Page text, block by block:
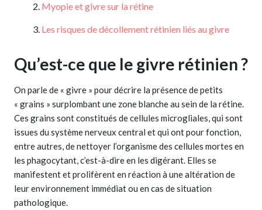
Myopie et givre sur la rétine
Les risques de décollement rétinien liés au givre
Qu’est-ce que le givre rétinien ?
On parle de « givre » pour décrire la présence de petits
« grains » surplombant une zone blanche au sein de la rétine.
Ces grains sont constitués de cellules microgliales, qui sont
issues du système nerveux central et qui ont pour fonction,
entre autres, de nettoyer l’organisme des cellules mortes en
les phagocytant, c’est-à-dire en les digérant. Elles se
manifestent et prolifèrent en réaction à une altération de
leur environnement immédiat ou en cas de situation
pathologique.